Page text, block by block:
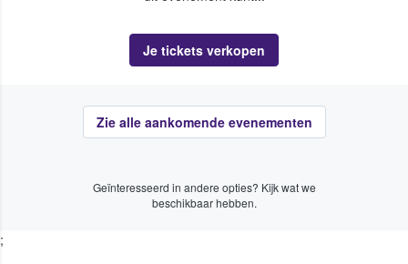
Je tickets verkopen
Zie alle aankomende evenementen
Geïnteresseerd in andere opties? Kijk wat we
beschikbaar hebben.
;